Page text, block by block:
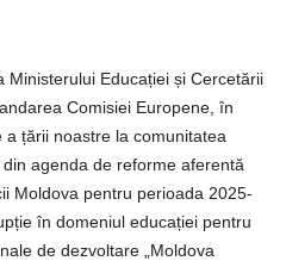
Educației și Cercetării
Comisiei Europene, în
țării noastre la comunitatea
agenda de reforme aferentă
Moldova pentru perioada 2025-
în domeniul educației pentru
de dezvoltare „Moldova